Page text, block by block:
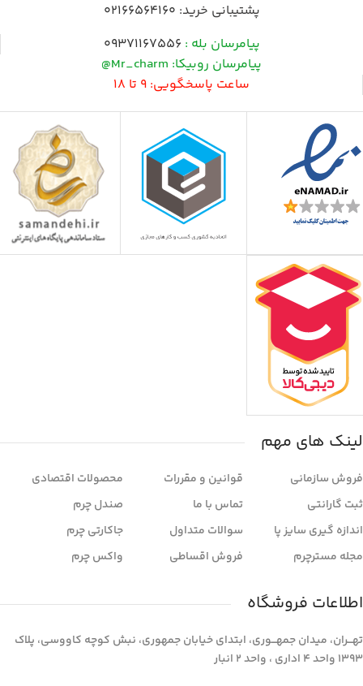
پشتیبانی خرید: 02166564160
پیامرسان بله : 09371167556
پیامرسان روبیکا: Mr_charm@
ساعت پاسخگویی: 9 تا 18
لینک های مهم
فروش سازمانی
ثبت گارانتی
اندازه گیری سایز پا
مجله مسترچرم
قوانین و مقررات
تماس با ما
سوالات متداول
فروش اقساطی
محصولات اقتصادی
صندل چرم
جاکارتی چرم
واکس چرم
اطلاعات فروشگاه
تهـــران، میدان جمهـــوری، ابتدای خیابان جمهوری، نبش کوچه کاووسی، پلاک
1393 واحد 4 اداری ، واحد 2 انبار